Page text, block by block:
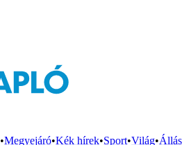
•Megyejáró•Kék hírek•Sport•Világ•Állás